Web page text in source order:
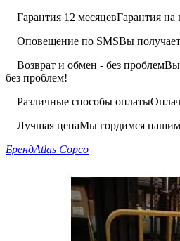
Гарантия 12 месяцевГарантия на
Оповещение по SMSВы
Возврат и обмен - без проблемВы
без проблем!
Различные способы оплаты
Лучшая ценаМы гордимся
БрендAtlas Copco